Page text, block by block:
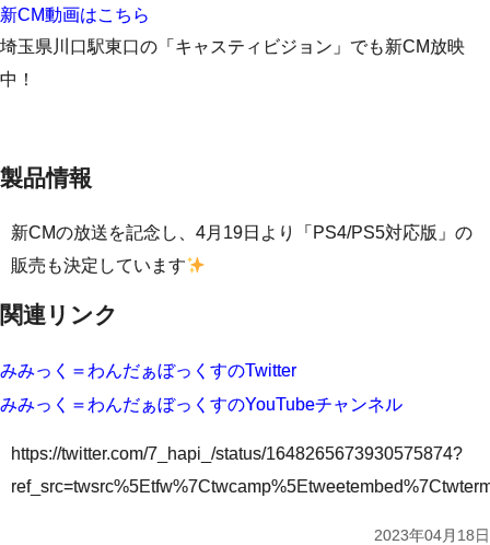
新CM動画はこちら
埼玉県川口駅東口の「キャスティビジョン」でも新CM放映
中！
製品情報
新CMの放送を記念し、4月19日より「PS4/PS5対応版」の
販売も決定しています
関連リンク
みみっく＝わんだぁぼっくすのTwitter
みみっく＝わんだぁぼっくすのYouTubeチャンネル
https://twitter.com/7_hapi_/status/1648265673930575874?
2023年04月18日